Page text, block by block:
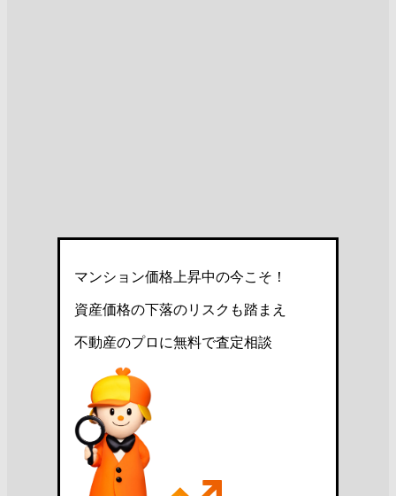
マンション価格上昇中の今こそ！
資産価格の下落のリスクも踏まえ
不動産のプロに無料で査定相談